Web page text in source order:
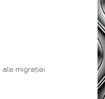
ale migrației